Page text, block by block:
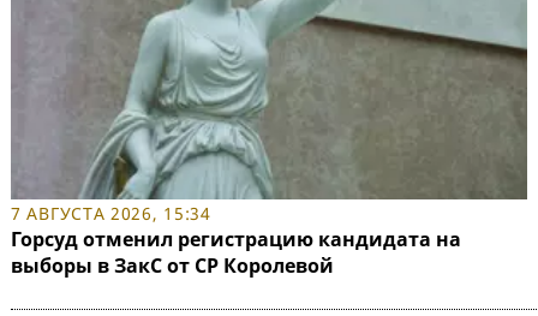
7 АВГУСТА 2026, 15:34
Горсуд отменил регистрацию кандидата на
выборы в ЗакС от СР Королевой